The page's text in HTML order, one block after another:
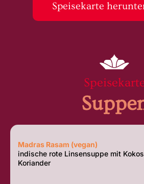
Speisekarte
Madras Rasam (vegan)
indische rote Linsensuppe mit
Koriander